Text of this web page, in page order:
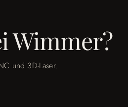
Wimmer?
und 3D-Laser.